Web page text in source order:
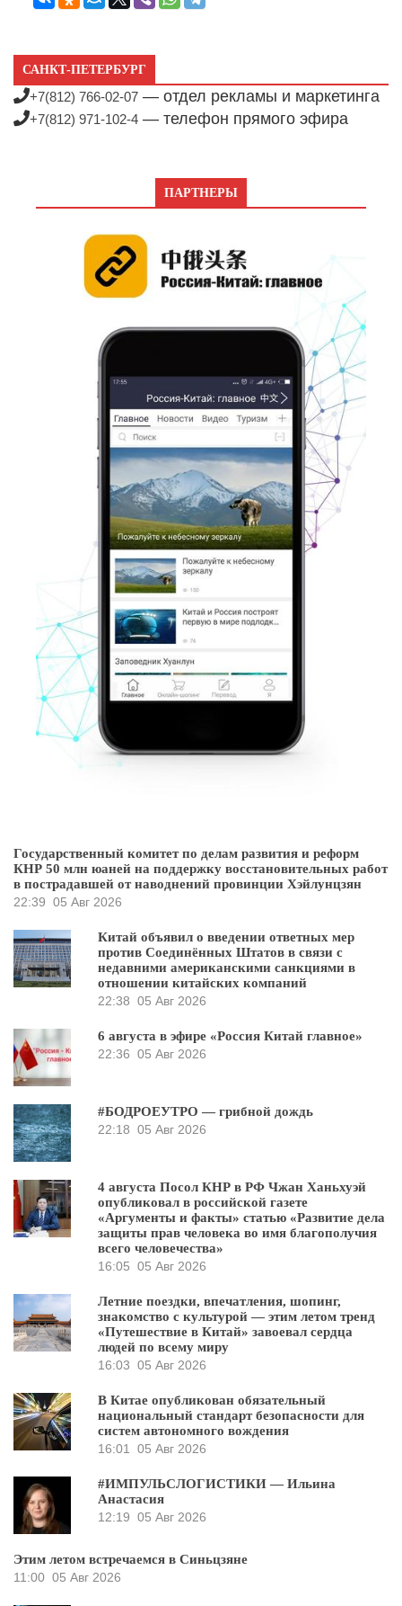
САНКТ-ПЕТЕРБУРГ
+7(812) 766-02-07 — отдел рекламы и маркетинга
+7(812) 971-102-4 — телефон прямого эфира
ПАРТНЕРЫ
Государственный комитет по делам развития и реформ
КНР 50 млн юаней на поддержку восстановительных работ
в пострадавшей от наводнений провинции Хэйлунцзян
22:39 05 Авг 2026
Китай объявил о введении ответных мер
против Соединённых Штатов в связи с
недавними американскими санкциями в
отношении китайских компаний
22:38 05 Авг 2026
6 августа в эфире «Россия Китай главное»
22:36 05 Авг 2026
#БОДРОЕУТРО — грибной дождь
22:18 05 Авг 2026
4 августа Посол КНР в РФ Чжан Ханьхуэй
опубликовал в российской газете
«Аргументы и факты» статью «Развитие дела
защиты прав человека во имя благополучия
всего человечества»
16:05 05 Авг 2026
Летние поездки, впечатления, шопинг,
знакомство с культурой — этим летом тренд
«Путешествие в Китай» завоевал сердца
людей по всему миру
16:03 05 Авг 2026
В Китае опубликован обязательный
национальный стандарт безопасности для
систем автономного вождения
16:01
05 Авг 2026
#ИМПУЛЬСЛОГИСТИКИ — Ильина
Анастасия
12:19 05 Авг 2026
Этим летом встречаемся в Синьцзяне
11:00 05 Авг 2026